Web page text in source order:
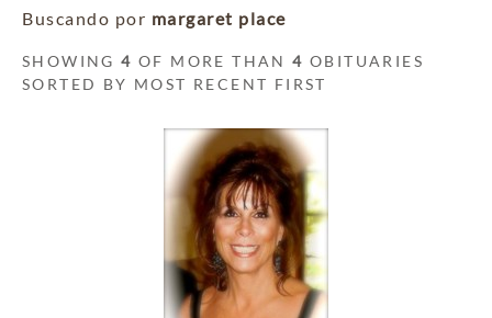
Buscando por margaret place
SHOWING4 OF MORE THAN4 OBITUARIES
SORTED BY MOST RECENT FIRST